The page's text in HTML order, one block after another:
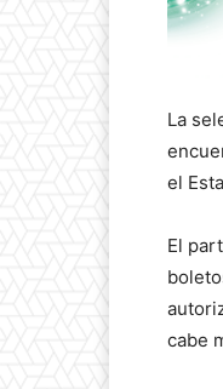
La
el
El
cabe